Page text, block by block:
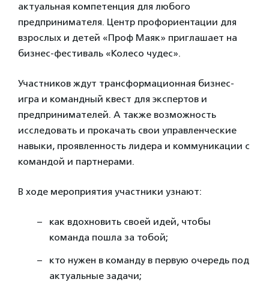
актуальная компетенция для любого
предпринимателя. Центр профориентации для
взрослых и детей «Проф Маяк» приглашает на
бизнес-фестиваль «Колесо чудес».
Участников ждут трансформационная бизнес-
игра и командный квест для экспертов и
предпринимателей. А также возможность
исследовать и прокачать свои управленческие
навыки, проявленность лидера и коммуникации с
командой и партнерами.
В ходе мероприятия участники узнают:
как вдохновить своей идей, чтобы
команда пошла за тобой;
кто нужен в команду в первую очередь под
актуальные задачи;